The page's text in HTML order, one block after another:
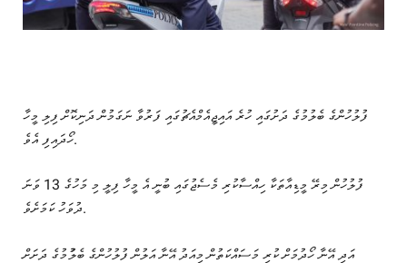
ފުލުހުންގެ ބެލުމުގެ ދަށުގައި ހުރެ އައިޖީއެމްއެޗުގައި ފަރުވާ ނަގަމުން ދަނިކޮށް ފިލި މީހާ
ހޯދައިފި އެވެ.
ފުލުހުން މިރޭ މީޑިއާތަކާ ހިއްސާކުރި މެސެޖުގައި ބުނީ އެ މީހާ ފިލީ މި މަހުގެ 13 ވަނަ
ދުވަހު ކަމަށެވެ.
އަދި އޭނާ ހޯދުމަށް ކުރި މަސައްކަތުން މިއަދު އޭނާ އަލުން ފުލުހުންގެ ބެލުުމުގެ ދަށަށް